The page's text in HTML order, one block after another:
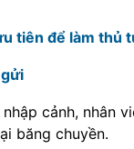
tiên để làm thủ
cảnh, nhân
băng chuyền.